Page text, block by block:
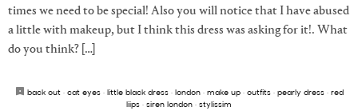
times we need to be special! Also you will notice that I have abused
a little with makeup, but I think this dress was asking for it!. What
do you think? […]
back out· cat eyes· little black dress· london· make up· outfits· pearly dress· red
liips · siren london · stylissim